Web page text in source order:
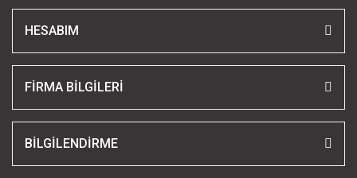
HESABIM
FİRMA BİLGİLERİ
BİLGİLENDİRME